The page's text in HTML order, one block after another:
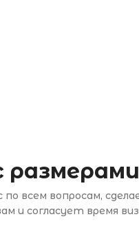
всем вопросам,
и согласует время